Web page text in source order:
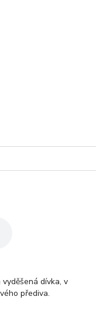
dívka, v
přediva.